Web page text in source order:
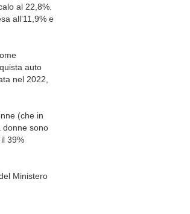
al 22,8%.
all’11,9% e
auto
nel 2022,
(che in
donne sono
39%
Ministero